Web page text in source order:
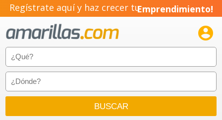
Regístrate aquí y haz crecer tuEmprendimiento!
